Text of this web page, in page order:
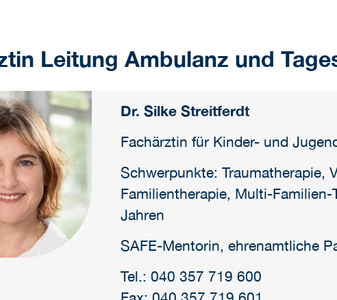
Leitung Ambulanz und
Dr. Silke Streitferdt
Fachärztin für Kinder- und
Schwerpunkte: Traumatherapie,
Familientherapie, Multi-
Jahren
SAFE-Mentorin, ehrenamtliche
Tel.: 040 357 719 600